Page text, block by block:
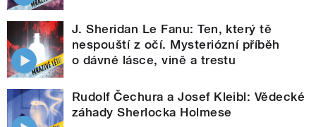
J. Sheridan Le Fanu: Ten, který tě
nespouští z očí. Mysteriózní příběh
o dávné lásce, vině a trestu
Rudolf Čechura a Josef Kleibl: Vědecké
záhady Sherlocka Holmese